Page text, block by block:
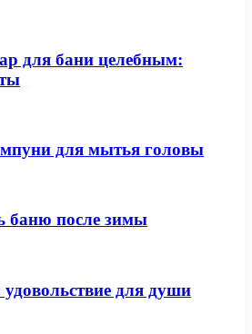
для бани целебным:
для мытья головы
баню после зимы
для души